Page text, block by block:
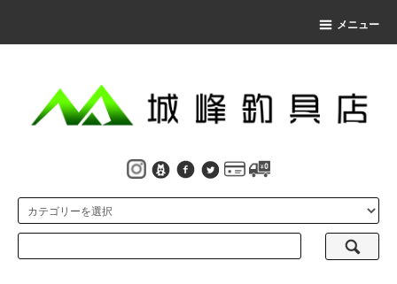
メニュー